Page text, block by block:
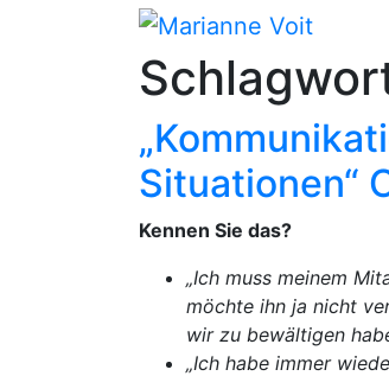
Situationen“
Kennen Sie das?
„Ich muss meinem
möchte ihn ja nicht
wir zu bewältigen
„Ich habe immer